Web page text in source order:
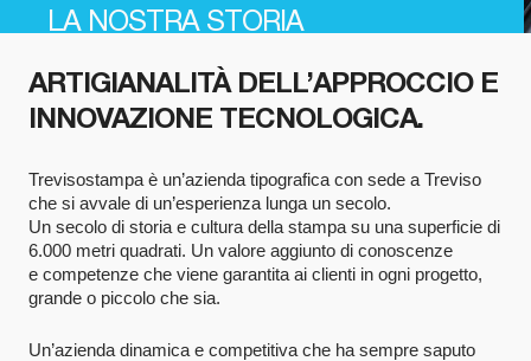
LA NOSTRA STORIA
ARTIGIANALITÀ DELL’APPROCCIO E
INNOVAZIONE TECNOLOGICA.
Trevisostampa è un’azienda tipografica con sede a Treviso
che si avvale di un’esperienza lunga un secolo.
Un secolo di storia e cultura della stampa su una superficie di
6.000 metri quadrati. Un valore aggiunto di conoscenze
e competenze che viene garantita ai clienti in ogni progetto,
grande o piccolo che sia.
Un’azienda dinamica e competitiva che ha sempre saputo